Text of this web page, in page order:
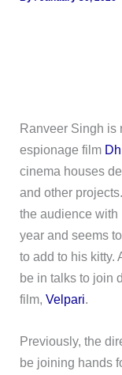
Ranveer Singh is
espionage film
cinema houses
and other
the audience with
year and seems
to add to his kitty.
be in talks to join
film,Velpari.
Previously, the
be joining hands